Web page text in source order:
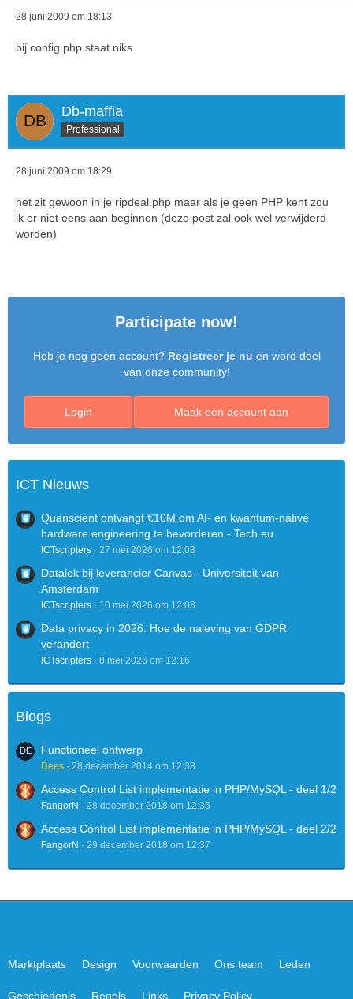
28 juni 2009 om 18:13
bij config.php staat niks
Db-maffia
Professional
28 juni 2009 om 18:29
het zit gewoon in je ripdeal.php maar als je geen PHP kent zou
ik er niet eens aan beginnen (deze post zal ook wel verwijderd
worden)
Participate now!
Heb je nog geen account? Registreer je nu en word deel
van onze community!
Maak een account aan
Login
ICT Nieuws
Quanscient ontvangt €10M om AI- en kwantum-native
hardware engineering te bevorderen - Tech.eu
ICTscripters 27 mei 2026 om 12:03
Datalek bij leverancier Canvas - Universiteit van
Amsterdam
ICTscripters 10 mei 2026 om 12:03
Data privacy in 2026: Hoe de naleving van GDPR
verandert
ICTscripters 8 mei 2026 om 12:16
Blogs
Functioneel ontwerp
Dees 28 december 2014 om 12:38
Access Control List implementatie in PHP/MySQL - deel 1/2
FangorN 28 december 2018 om 12:35
Access Control List implementatie in PHP/MySQL - deel 2/2
FangorN 29 december 2018 om 12:37
Marktplaats Design Voorwaarden Ons team Leden
Geschiedenis Regels Links Privacy Policy